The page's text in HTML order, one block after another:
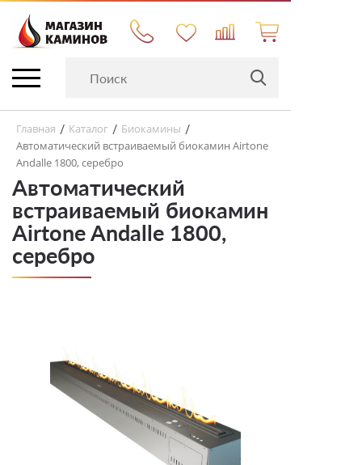
Главная / Каталог / Биокамины /
Автоматический встраиваемый биокамин Airtone
Andalle 1800, серебро
Автоматический
встраиваемый биокамин
Airtone Andalle 1800,
серебро